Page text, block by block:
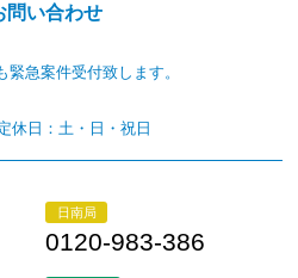
問い合わせ
急案件受付致します。
休日：土・日・祝日
日南局
0120-983-386